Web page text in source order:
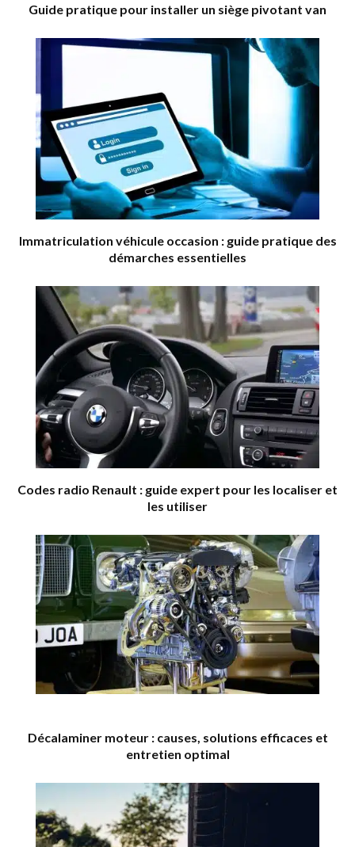
Guide pratique pour installer un siège pivotant van
Immatriculation véhicule occasion : guide pratique des
démarches essentielles
Codes radio Renault : guide expert pour les localiser et
les utiliser
Décalaminer moteur : causes, solutions efficaces et
entretien optimal